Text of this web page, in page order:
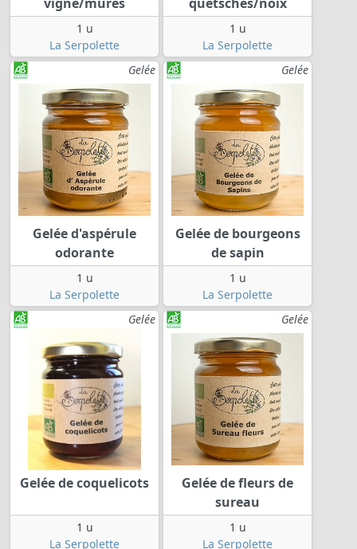
1 u
La Serpolette
1 u
La Serpolette
Gelée
Gelée d'aspérule
odorante
1 u
La Serpolette
Gelée
Gelée de bourgeons
de sapin
1 u
La Serpolette
Gelée
Gelée de coquelicots
1 u
La Serpolette
Gelée
Gelée de fleurs de
sureau
1 u
La Serpolette